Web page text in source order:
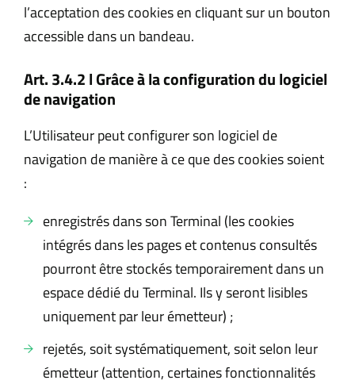
l’acceptation des cookies en cliquant sur un bouton
accessible dans un bandeau.
Art. 3.4.2 l Grâce à la configuration du logiciel
de navigation
L’Utilisateur peut configurer son logiciel de
navigation de manière à ce que des cookies soient
:
enregistrés dans son Terminal (les cookies
intégrés dans les pages et contenus consultés
pourront être stockés temporairement dans un
espace dédié du Terminal. Ils y seront lisibles
uniquement par leur émetteur) ;
rejetés, soit systématiquement, soit selon leur
émetteur (attention, certaines fonctionnalités